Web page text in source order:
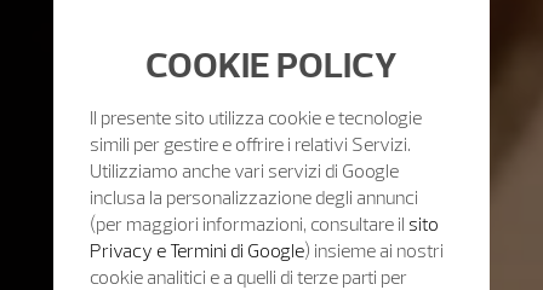
COOKIE POLICY
Il presente sito utilizza cookie e tecnologie
simili per gestire e offrire i relativi Servizi.
Utilizziamo anche vari servizi di Google
inclusa la personalizzazione degli annunci
(per maggiori informazioni, consultare il sito
Privacy e Termini di Google) insieme ai nostri
cookie analitici e a quelli di terze parti per